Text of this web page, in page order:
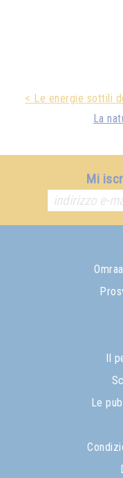
< Le energie sottili
La
Mi
Il
Le